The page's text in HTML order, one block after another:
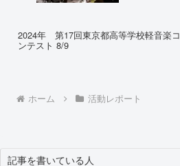
2024年 第17回東京都高等学校軽音楽コ
ンテスト 8/9
ホーム 活動レポート
記事を書いている人